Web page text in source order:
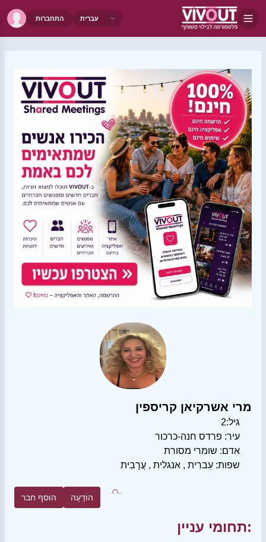
התחברות
מרי אשרקיאן קריספין
גיל:2
עיר: פרדס חנה-כרכור
אדם: שומרי מסורת
שפות: עִברִית , אנגלית , עֲרָבִית
הוסף חבר הוֹדָעָה
תחומי עניין: